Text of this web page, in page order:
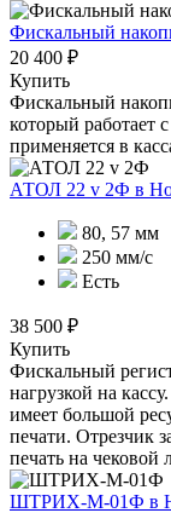
Фискальный
20 400 ₽
Купить
Фискальный
который работает
применяется в
АТОЛ 22 v 2Ф в
80, 57 мм
250 мм/с
Есть
38 500 ₽
Купить
Фискальный
нагрузкой на
имеет большой
печати. Отрезчик
печать на чековой
ШТРИХ-М-01Ф в